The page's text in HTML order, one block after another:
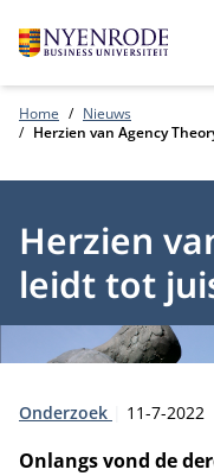
Home
Nieuws
Herzien van Agency
Herzien
leidt tot
Type:
Onderzoek 11-7-2022
Onlangsvond de